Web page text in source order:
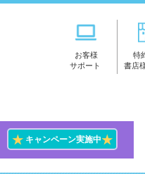
お客様
サポート
特
書店
★キャンペーン実施中★